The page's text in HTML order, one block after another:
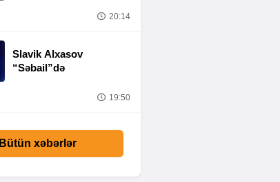
20:14
Slavik Alxasov
“Səbail”də
19:50
Bütün xəbərlər